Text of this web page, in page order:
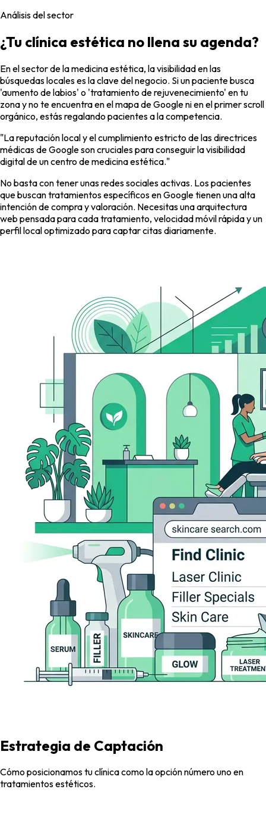
Análisis del sector
¿Tu clínica estética no llena su agenda?
En el sector de la medicina estética, la visibilidad en las
búsquedas locales es la clave del negocio. Si un paciente busca
'aumento de labios' o 'tratamiento de rejuvenecimiento' en tu
zona y no te encuentra en el mapa de Google ni en el primer scroll
orgánico, estás regalando pacientes a la competencia.
"La reputación local y el cumplimiento estricto de las directrices
médicas de Google son cruciales para conseguir la visibilidad
digital de un centro de medicina estética."
No basta con tener unas redes sociales activas. Los pacientes
que buscan tratamientos específicos en Google tienen una alta
intención de compra y valoración. Necesitas una arquitectura
web pensada para cada tratamiento, velocidad móvil rápida y un
perfil local optimizado para captar citas diariamente.
Estrategia de Captación
Cómo posicionamos tu clínica como la opción número uno en
tratamientos estéticos.